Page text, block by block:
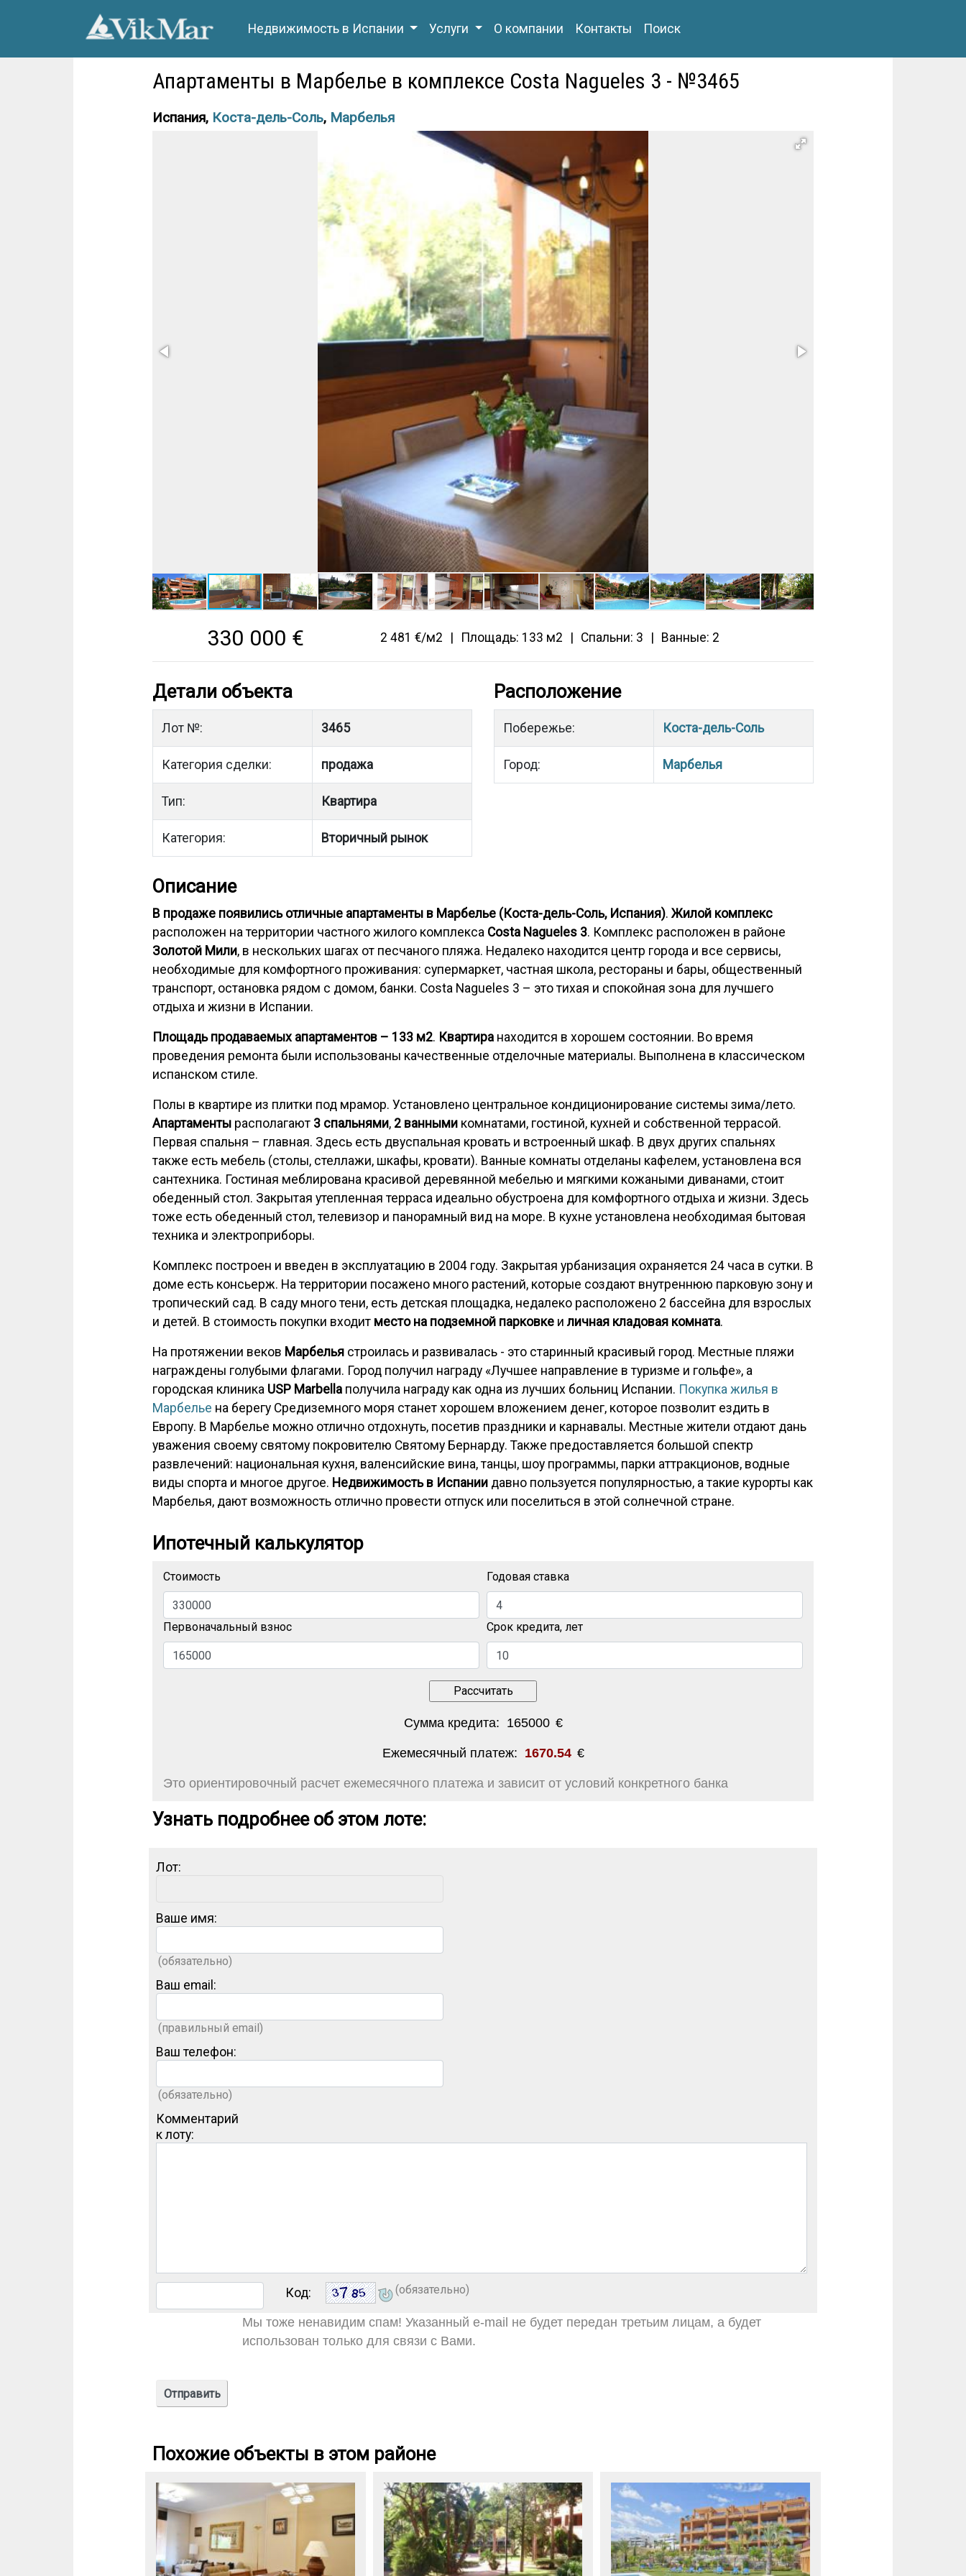
Недвижимость в Испании Услуги О компании Контакты Поиск
Апартаменты в Марбелье в комплексе Costa Nagueles 3 - №3465
Испания, Коста-дель-Соль, Марбелья
330 000 € 2 481 €/м2 Площадь: 133 м2 Спальни: 3 Ванные: 2
Детали объекта
Лот №: 3465
Категория сделки: продажа
Тип: Квартира
Категория: Вторичный рынок
Расположение
Побережье: Коста-дель-Соль
Город: Марбелья
Описание
В продаже появились отличные апартаменты в Марбелье (Коста-дель-Соль, Испания). Жилой комплекс
расположен на территории частного жилого комплекса Costa Nagueles 3. Комплекс расположен в районе
Золотой Мили, в нескольких шагах от песчаного пляжа. Недалеко находится центр города и все сервисы,
необходимые для комфортного проживания: супермаркет, частная школа, рестораны и бары, общественный
транспорт, остановка рядом с домом, банки. Costa Nagueles 3 – это тихая и спокойная зона для лучшего
отдыха и жизни в Испании.
Площадь продаваемых апартаментов – 133 м2. Квартира находится в хорошем состоянии. Во время
проведения ремонта были использованы качественные отделочные материалы. Выполнена в классическом
испанском стиле.
Полы в квартире из плитки под мрамор. Установлено центральное кондиционирование системы зима/лето.
Апартаменты располагают 3 спальнями, 2 ванными комнатами, гостиной, кухней и собственной террасой.
Первая спальня – главная. Здесь есть двуспальная кровать и встроенный шкаф. В двух других спальнях
также есть мебель (столы, стеллажи, шкафы, кровати). Ванные комнаты отделаны кафелем, установлена вся
сантехника. Гостиная меблирована красивой деревянной мебелью и мягкими кожаными диванами, стоит
обеденный стол. Закрытая утепленная терраса идеально обустроена для комфортного отдыха и жизни. Здесь
тоже есть обеденный стол, телевизор и панорамный вид на море. В кухне установлена необходимая бытовая
техника и электроприборы.
Комплекс построен и введен в эксплуатацию в 2004 году. Закрытая урбанизация охраняется 24 часа в сутки. В
доме есть консьерж. На территории посажено много растений, которые создают внутреннюю парковую зону и
тропический сад. В саду много тени, есть детская площадка, недалеко расположено 2 бассейна для взрослых
и детей. В стоимость покупки входит место на подземной парковке и личная кладовая комната.
На протяжении веков Марбелья строилась и развивалась - это старинный красивый город. Местные пляжи
награждены голубыми флагами. Город получил награду «Лучшее направление в туризме и гольфе», а
городская клиника USP Marbella получила награду как одна из лучших больниц Испании. Покупка жилья в
Марбелье на берегу Средиземного моря станет хорошем вложением денег, которое позволит ездить в
Европу. В Марбелье можно отлично отдохнуть, посетив праздники и карнавалы. Местные жители отдают дань
уважения своему святому покровителю Святому Бернарду. Также предоставляется большой спектр
развлечений: национальная кухня, валенсийские вина, танцы, шоу программы, парки аттракционов, водные
виды спорта и многое другое. Недвижимость в Испании давно пользуется популярностью, а такие курорты как
Марбелья, дают возможность отлично провести отпуск или поселиться в этой солнечной стране.
Ипотечный калькулятор
Стоимость
Первоначальный взнос
Годовая ставка
Срок кредита, лет
Сумма кредита: 165000 €
Ежемесячный платеж: 1670.54 €
Это ориентировочный расчет ежемесячного платежа и зависит от условий конкретного банка
Узнать подробнее об этом лоте:
Лот:
Ваше имя:
(обязательно)
Ваш email:
(правильный email)
Ваш телефон:
(обязательно)
Комментарий
к лоту:
Код: (обязательно)
Мы тоже ненавидим спам! Указанный e-mail не будет передан третьим лицам, а будет
использован только для связи с Вами.
Похожие объекты в этом районе